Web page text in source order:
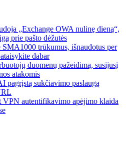
„Exchange OWA nulinę dieną“,
prie pašto dėžutės
SMA1000 trūkumus, išnaudotus per
dabar
duomenų pažeidimą, susijusį
atakomis
pagrįstą sukčiavimo paslaugą
VPN autentifikavimo apėjimo klaida